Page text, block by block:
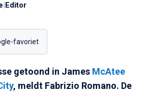
|Editor
favoriet
getoond in James McAtee
, meldt Fabrizio Romano. De